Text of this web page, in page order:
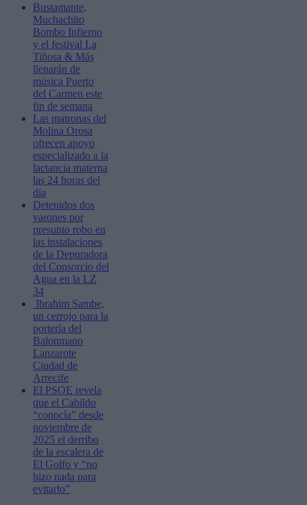
Bustamante,
Muchachito
Bombo Infierno
y el festival La
Tiñosa & Más
llenarán de
música Puerto
del Carmen este
fin de semana
Las matronas del
Molina Orosa
ofrecen apoyo
especializado a la
lactancia materna
las 24 horas del
día
Detenidos dos
varones por
presunto robo en
las instalaciones
de la Depuradora
del Consorcio del
Agua en la LZ
34
Ibrahim Sambe,
un cerrojo para la
portería del
Balonmano
Lanzarote
Ciudad de
Arrecife
El PSOE revela
que el Cabildo
“conocía” desde
noviembre de
2025 el derribo
de la escalera de
El Golfo y “no
hizo nada para
evitarlo”